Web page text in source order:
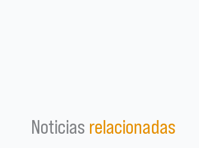
Noticias relacionadas